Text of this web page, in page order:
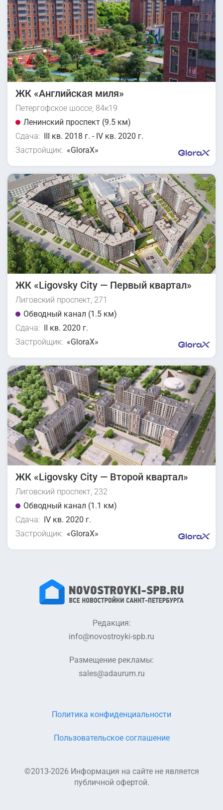
ЖК «Английская миля»
Петергофское шоссе, 84к19
Ленинский проспект (9.5 км)
Сдача: III кв. 2018 г. - IV кв. 2020 г.
Застройщик: «GloraX»
ЖК «Ligovsky City — Первый квартал»
Лиговский проспект, 271
Обводный канал (1.5 км)
Сдача: II кв. 2020 г.
Застройщик: «GloraX»
ЖК «Ligovsky City — Второй квартал»
Лиговский проспект, 232
Обводный канал (1.1 км)
Сдача: IV кв. 2020 г.
Застройщик: «GloraX»
Редакция:
info@novostroyki-spb.ru
Размещение рекламы:
sales@adaurum.ru
©2013-2026 Информация на сайте не является
публичной офертой.
Пользовательское соглашение
Политика конфиденциальности